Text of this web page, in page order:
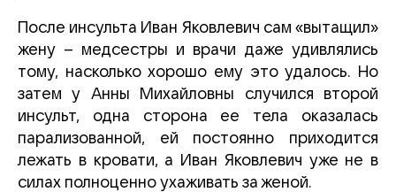
После инсульта Иван Яковлевич сам «вытащил»
жену – медсестры и врачи даже удивлялись
тому, насколько хорошо ему это удалось. Но
затем у Анны Михайловны случился второй
инсульт, одна сторона ее тела оказалась
парализованной, ей постоянно приходится
лежать в кровати, а Иван Яковлевич уже не в
силах полноценно ухаживать за женой.